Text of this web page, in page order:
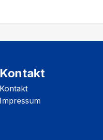
Kontakt
Kontakt
Impressum